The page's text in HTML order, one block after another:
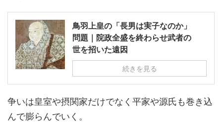
鳥羽上皇の「長男は実子なのか」
問題｜院政全盛を終わらせ武者の
世を招いた遠因
続きを見る
争いは皇室や摂関家だけでなく平家や源氏も巻き込
んで膨らんでいく。